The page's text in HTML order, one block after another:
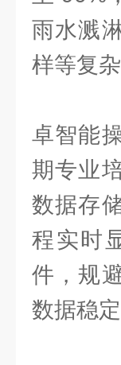
雨水溅
样等复
操
卓智能
期专业
数据存
程实时
件，规
数据稳定
续